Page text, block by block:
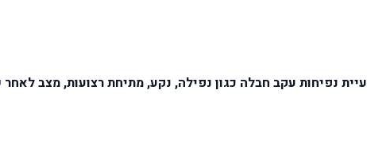
נפיחות עקב חבלה כגון נפילה, נקע, מתיחת רצועות, מצב לאחר